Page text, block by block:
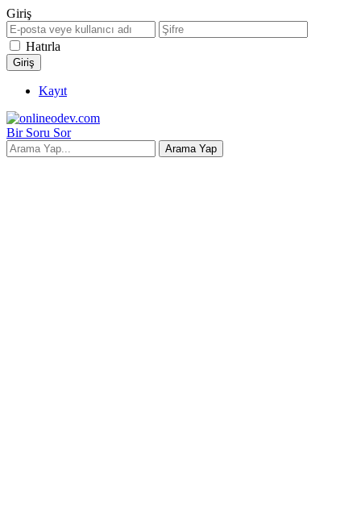
Giriş
Hatırla
Kayıt
Bir Soru Sor